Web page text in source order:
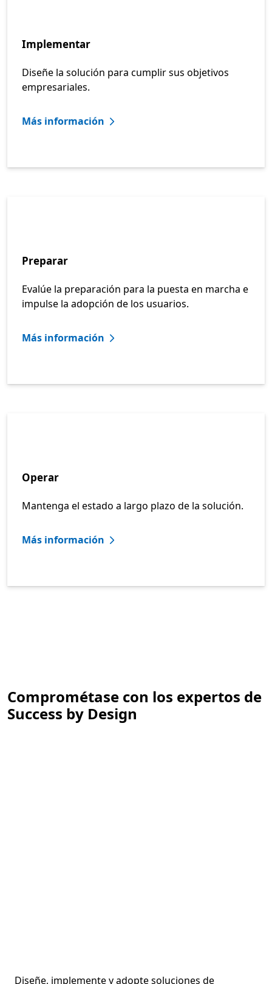
Implementar
Diseñe la solución para cumplir sus objetivos
empresariales.
Más información
Preparar
Evalúe la preparación para la puesta en marcha e
impulse la adopción de los usuarios.
Más información
Operar
Mantenga el estado a largo plazo de la solución.
Más información
Comprométase con los expertos de
Success by Design
Diseñe, implemente y adopte soluciones de